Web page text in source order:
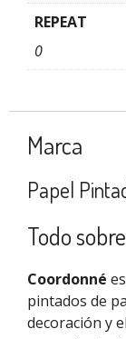
REPEAT
0
Marca
Papel
Todo
Coordonné
pintados de
decoración y